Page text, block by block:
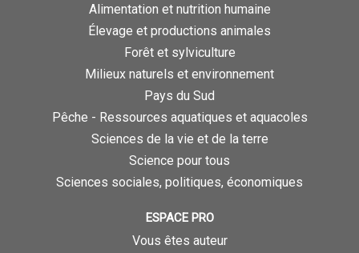
Alimentation et nutrition humaine
Élevage et productions animales
Forêt et sylviculture
Milieux naturels et environnement
Pays du Sud
Pêche - Ressources aquatiques et aquacoles
Sciences de la vie et de la terre
Science pour tous
Sciences sociales, politiques, économiques
ESPACE PRO
Vous êtes auteur